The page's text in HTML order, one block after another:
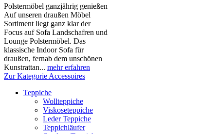
Polstermöbel ganzjährig genießen
Auf unseren draußen Möbel
Sortiment liegt ganz klar der
Focus auf Sofa Landschafren und
Lounge Polstermöbel. Das
klassische Indoor Sofa für
draußen, fernab dem unschönen
Kunstrattan... mehr erfahren
Zur Kategorie Accessoires
Teppiche
Wollteppiche
Viskoseteppiche
Leder Teppiche
Teppichläufer